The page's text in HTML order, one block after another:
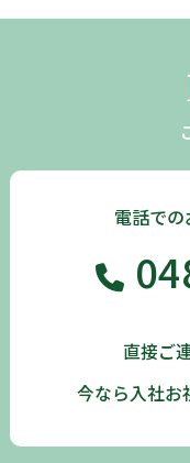
電話での
直接ご
今なら入社お